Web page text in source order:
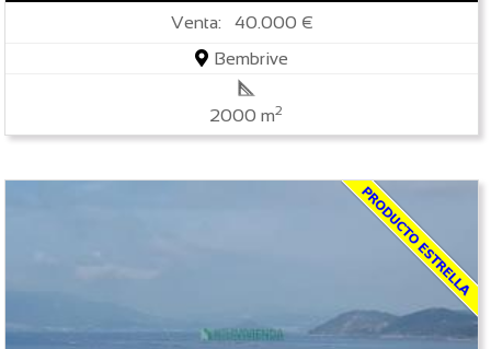
Venta: 40.000 €
Bembrive
2000 m2